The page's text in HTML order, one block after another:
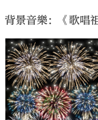
背景音樂：《歌唱